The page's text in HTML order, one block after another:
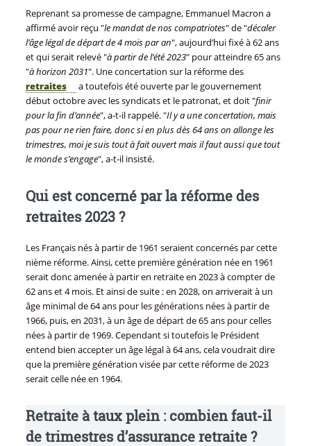
Reprenant sa promesse de campagne, Emmanuel Macron a
affirmé avoir reçu "le mandat de nos compatriotes" de "décaler
l’âge légal de départ de 4 mois par an", aujourd’hui fixé à 62 ans
et qui serait relevé "à partir de l’été 2023" pour atteindre 65 ans
"à horizon 2031". Une concertation sur la réforme des
retraites
a toutefois été ouverte par le gouvernement
début octobre avec les syndicats et le patronat, et doit "finir
pour la fin d’année", a-t-il rappelé. "Il y a une concertation, mais
pas pour ne rien faire, donc si en plus dès 64 ans on allonge les
trimestres, moi je suis tout à fait ouvert mais il faut aussi que tout
le monde s’engage", a-t-il insisté.
Qui est concerné par la réforme des
retraites 2023 ?
Les Français nés à partir de 1961 seraient concernés par cette
nième réforme. Ainsi, cette première génération née en 1961
serait donc amenée à partir en retraite en 2023 à compter de
62 ans et 4 mois. Et ainsi de suite : en 2028, on arriverait à un
âge minimal de 64 ans pour les générations nées à partir de
1966, puis, en 2031, à un âge de départ de 65 ans pour celles
nées à partir de 1969. Cependant si toutefois le Président
entend bien accepter un âge légal à 64 ans, cela voudrait dire
que la première génération visée par cette réforme de 2023
serait celle née en 1964.
Retraite à taux plein : combien faut-il
de trimestres d’assurance retraite ?